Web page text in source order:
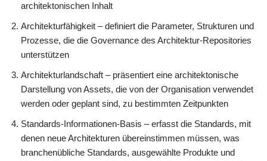
architektonischen Inhalt
Architekturfähigkeit – definiert die Parameter, Strukturen und
Prozesse, die die Governance des Architektur-Repositories
unterstützen
Architekturlandschaft – präsentiert eine architektonische
Darstellung von Assets, die von der Organisation verwendet
werden oder geplant sind, zu bestimmten Zeitpunkten
Standards-Informationen-Basis – erfasst die Standards, mit
denen neue Architekturen übereinstimmen müssen, was
branchenübliche Standards, ausgewählte Produkte und